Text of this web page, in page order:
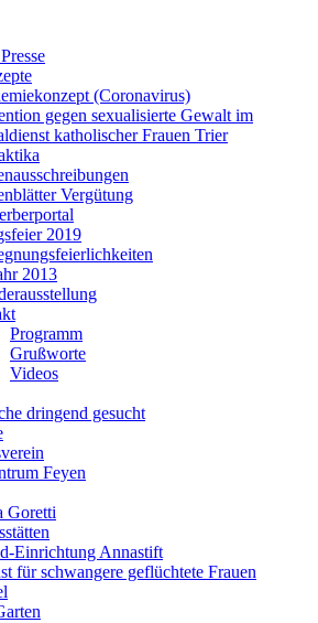
(Coronavirus)
gegen sexualisierte Gewalt im
katholischer Frauen Trier
Vergütung
2019
2013
Programm
Grußworte
Videos
dringend gesucht
Feyen
Goretti
Einrichtung Annastift
für schwangere geflüchtete Frauen